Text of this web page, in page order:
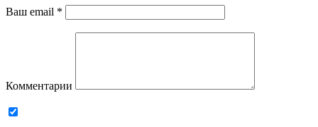
Ваш email *
Комментарии